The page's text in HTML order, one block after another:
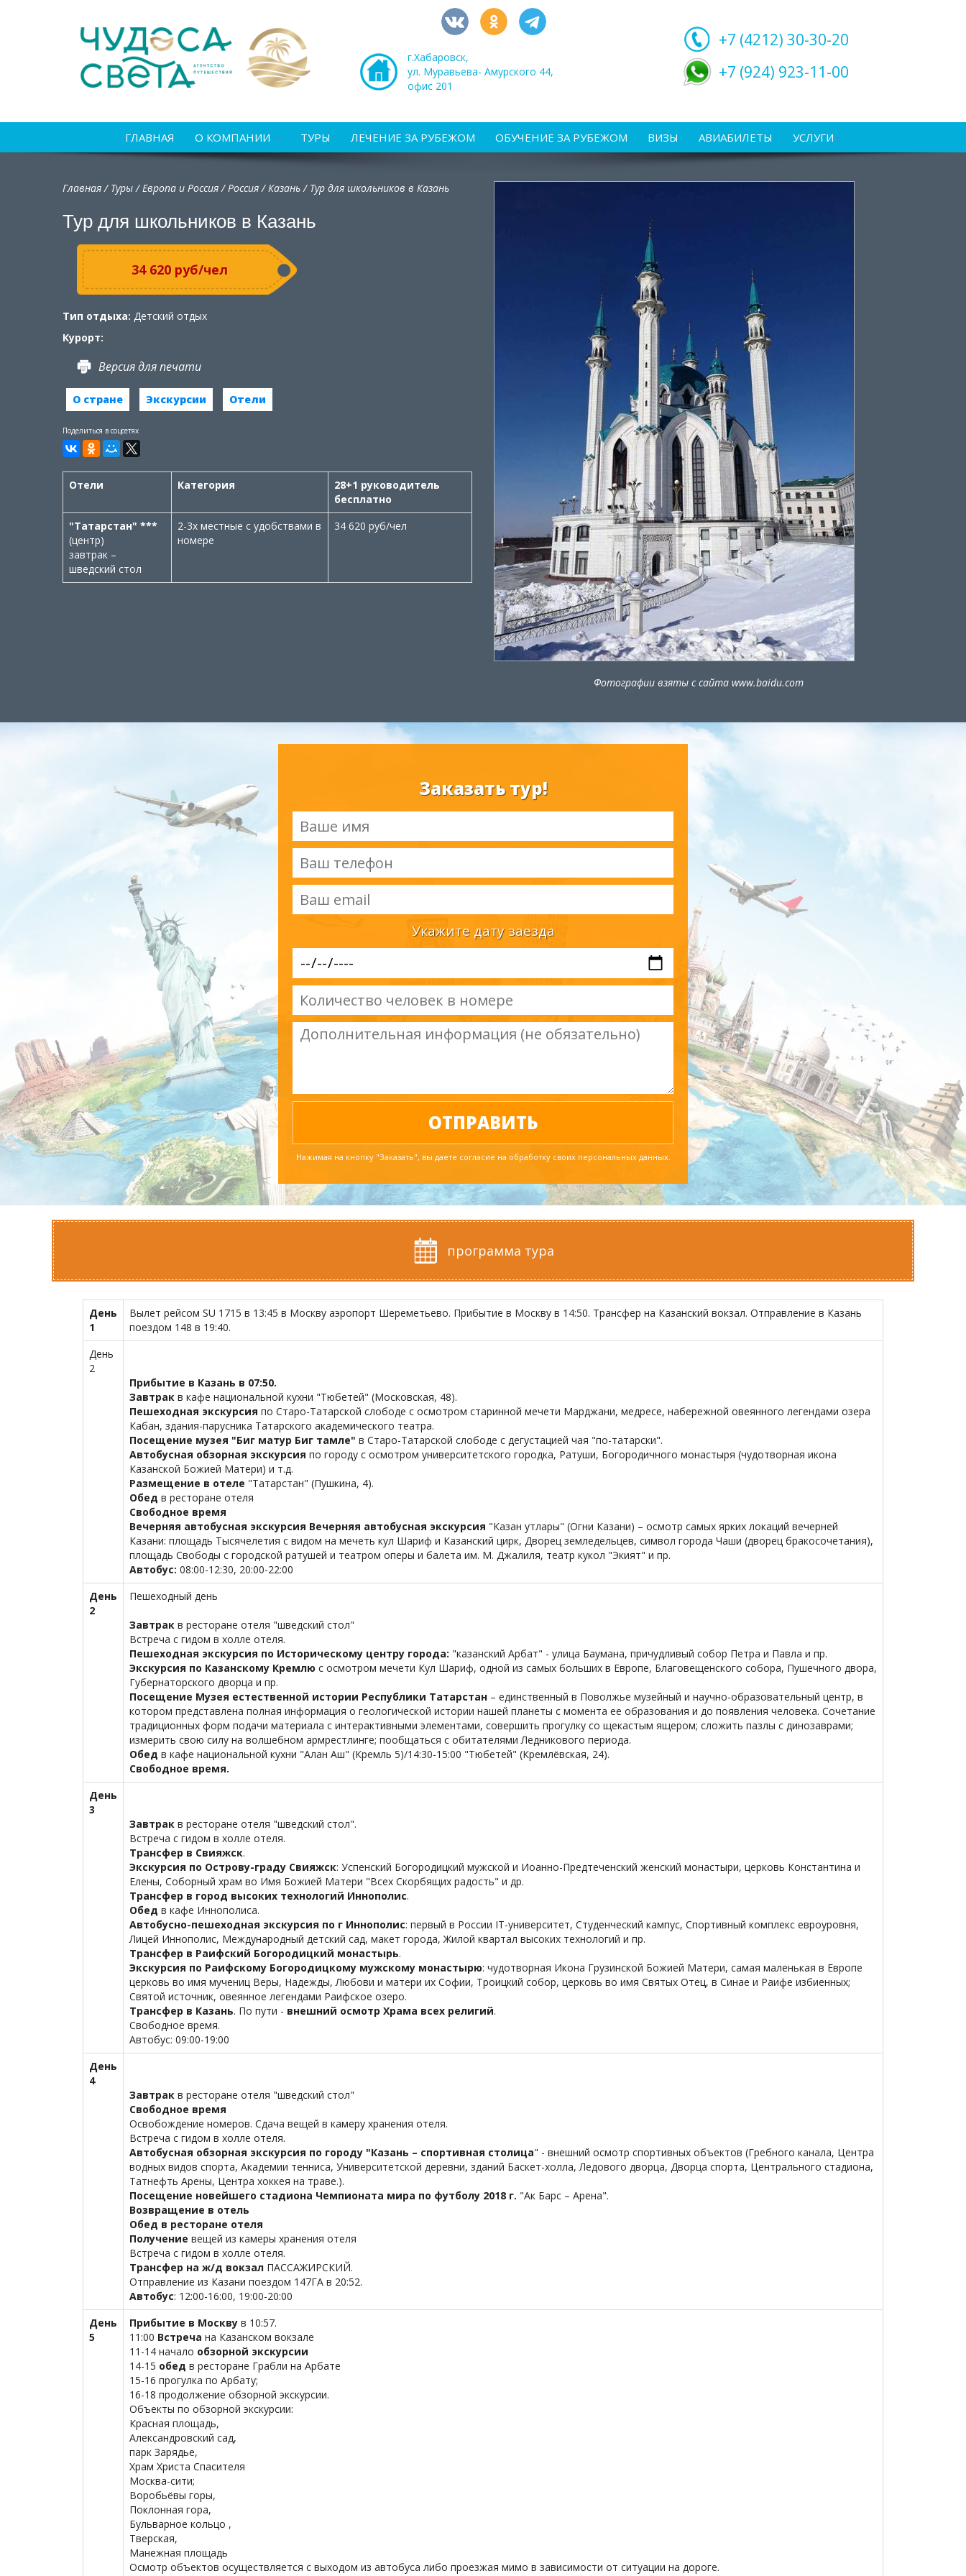
г.Хабаровск,
ул. Муравьева- Амурского 44,
офис 201
+7 (4212) 30-30-20
+7 (924) 923-11-00
ГЛАВНАЯ О КОМПАНИИ ТУРЫ ЛЕЧЕНИЕ ЗА РУБЕЖОМ ОБУЧЕНИЕ ЗА РУБЕЖОМ ВИЗЫ АВИАБИЛЕТЫ УСЛУГИ
Главная/ Туры/Европа и Россия/Россия/Казань / Тур для школьников в Казань
Тур для школьников в Казань
34 620 руб/чел
Тип отдыха: Детский отдых
Курорт:
Версия для печати
О стране Экскурсии Отели
Поделиться в соцсетях
Отели Категория
28+1 руководитель
бесплатно
"Татарстан" ***
(центр)
завтрак –
шведский стол
2-3х местные с удобствами в
номере
34 620 руб/чел
Фотографии взяты с сайта www.baidu.com
Заказать тур!
Укажите дату заезда
Нажимая на кнопку "Заказать", вы даете согласие на обработку своих персональных данных.
программа тура
День
1
Вылет рейсом SU 1715 в 13:45 в Москву аэропорт Шереметьево. Прибытие в Москву в 14:50. Трансфер на Казанский вокзал. Отправление в Казань
поездом 148 в 19:40.
День
2
Прибытие в Казань в 07:50.
Завтрак в кафе национальной кухни "Тюбетей" (Московская, 48).
Пешеходная экскурсия по Старо-Татарской слободе с осмотром старинной мечети Марджани, медресе, набережной овеянного легендами озера
Кабан, здания-парусника Татарского академического театра.
Посещение музея "Биг матур Биг тамле" в Старо-Татарской слободе с дегустацией чая "по-татарски".
Автобусная обзорная экскурсия по городу с осмотром университетского городка, Ратуши, Богородичного монастыря (чудотворная икона
Казанской Божией Матери) и т.д.
Размещение в отеле "Татарстан" (Пушкина, 4).
Обед в ресторане отеля
Свободное время
Вечерняя автобусная экскурсия Вечерняя автобусная экскурсия "Казан утлары" (Огни Казани) – осмотр самых ярких локаций вечерней
Казани: площадь Тысячелетия с видом на мечеть кул Шариф и Казанский цирк, Дворец земледельцев, символ города Чаши (дворец бракосочетания),
площадь Свободы с городской ратушей и театром оперы и балета им. М. Джалиля, театр кукол "Экият" и пр.
Автобус: 08:00-12:30, 20:00-22:00
День
2
Пешеходный день
Завтрак в ресторане отеля "шведский стол"
Встреча с гидом в холле отеля.
Пешеходная экскурсия по Историческому центру города: "казанский Арбат" - улица Баумана, причудливый собор Петра и Павла и пр.
Экскурсия по Казанскому Кремлю с осмотром мечети Кул Шариф, одной из самых больших в Европе, Благовещенского собора, Пушечного двора,
Губернаторского дворца и пр.
Посещение Музея естественной истории Республики Татарстан – единственный в Поволжье музейный и научно-образовательный центр, в
котором представлена полная информация о геологической истории нашей планеты с момента ее образования и до появления человека. Сочетание
традиционных форм подачи материала с интерактивными элементами, совершить прогулку со щекастым ящером; сложить пазлы с динозаврами;
измерить свою силу на волшебном армрестлинге; пообщаться с обитателями Ледникового периода.
Обед в кафе национальной кухни "Алан Аш" (Кремль 5)/14:30-15:00 "Тюбетей" (Кремлёвская, 24).
Свободное время.
День
3
Завтрак в ресторане отеля "шведский стол".
Встреча с гидом в холле отеля.
Трансфер в Свияжск.
Экскурсия по Острову-граду Свияжск: Успенский Богородицкий мужской и Иоанно-Предтеченский женский монастыри, церковь Константина и
Елены, Соборный храм во Имя Божией Матери "Всех Скорбящих радость" и др.
Трансфер в город высоких технологий Иннополис.
Обед в кафе Иннополиса.
Автобусно-пешеходная экскурсия по г Иннополис: первый в России IT-университет, Студенческий кампус, Спортивный комплекс евроуровня,
Лицей Иннополис, Международный детский сад, макет города, Жилой квартал высоких технологий и пр.
Трансфер в Раифский Богородицкий монастырь.
Экскурсия по Раифскому Богородицкому мужскому монастырю: чудотворная Икона Грузинской Божией Матери, самая маленькая в Европе
церковь во имя мучениц Веры, Надежды, Любови и матери их Софии, Троицкий собор, церковь во имя Святых Отец, в Синае и Раифе избиенных;
Святой источник, овеянное легендами Раифское озеро.
Трансфер в Казань. По пути - внешний осмотр Храма всех религий.
Свободное время.
Автобус: 09:00-19:00
День
4
Завтрак в ресторане отеля "шведский стол"
Свободное время
Освобождение номеров. Сдача вещей в камеру хранения отеля.
Встреча с гидом в холле отеля.
Автобусная обзорная экскурсия по городу "Казань – спортивная столица" - внешний осмотр спортивных объектов (Гребного канала, Центра
водных видов спорта, Академии тенниса, Университетской деревни, зданий Баскет-холла, Ледового дворца, Дворца спорта, Центрального стадиона,
Татнефть Арены, Центра хоккея на траве.).
Посещение новейшего стадиона Чемпионата мира по футболу 2018 г. "Ак Барс – Арена".
Возвращение в отель
Обед в ресторане отеля
Получение вещей из камеры хранения отеля
Встреча с гидом в холле отеля.
Трансфер на ж/д вокзал ПАССАЖИРСКИЙ.
Отправление из Казани поездом 147ГА в 20:52.
Автобус: 12:00-16:00, 19:00-20:00
День
5
Прибытие в Москву в 10:57.
11:00 Встреча на Казанском вокзале
11-14 начало обзорной экскурсии
14-15 обед в ресторане Грабли на Арбате
15-16 прогулка по Арбату;
16-18 продолжение обзорной экскурсии.
Объекты по обзорной экскурсии:
Красная площадь,
Александровский сад,
парк Зарядье,
Храм Христа Спасителя
Москва-сити;
Воробьёвы горы,
Поклонная гора,
Бульварное кольцо ,
Тверская,
Манежная площадь
Осмотр объектов осуществляется с выходом из автобуса либо проезжая мимо в зависимости от ситуации на дороге.